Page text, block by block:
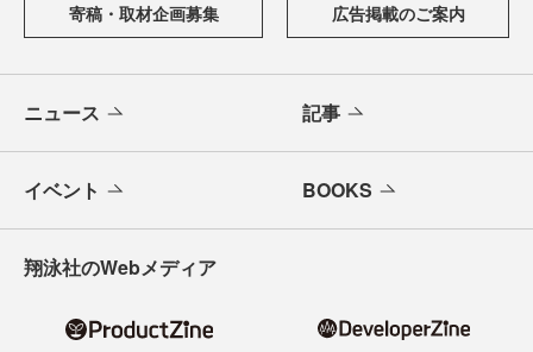
寄稿・取材企画募集 広告掲載のご案内
ニュース 記事
イベント BOOKS
翔泳社のWebメディア